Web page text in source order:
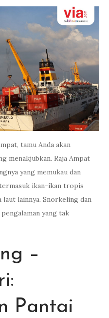
tamu Anda akan
menakjubkan. Raja Ampat
yang memukau dan
ikan-ikan tropis
lainnya. Snorkeling dan
yang tak
–
Pantai